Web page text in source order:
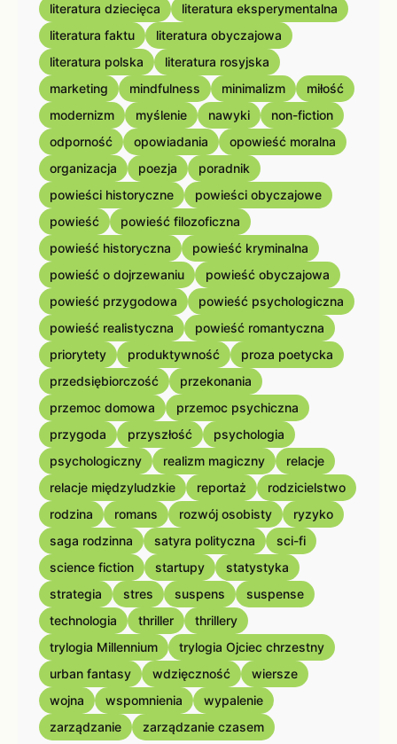
literatura dziecięca
literatura eksperymentalna
literatura faktu
literatura obyczajowa
literatura polska
literatura rosyjska
marketing
mindfulness minimalizm
miłość
modernizm
myślenie nawyki
non-fiction
odporność
opowiadania
opowieść moralna
organizacja
poezja
poradnik
powieści historyczne
powieści obyczajowe
powieść
powieść filozoficzna
powieść historyczna
powieść kryminalna
powieść o dojrzewaniu
powieść obyczajowa
powieść przygodowa
powieść psychologiczna
powieść realistyczna
powieść romantyczna
priorytety
produktywność
proza poetycka
przedsiębiorczość
przekonania
przemoc domowa
przemoc psychiczna
przygoda
przyszłość
psychologia
psychologiczny
realizm magiczny
relacje
relacje międzyludzkie
reportaż
rodzicielstwo
rodzina
romans rozwój osobisty
ryzyko
saga rodzinna
satyra polityczna
sci-fi
science fiction
startupy
statystyka
strategia
stres suspens
suspense
technologia
thriller
thrillery
trylogia Millennium
trylogia Ojciec chrzestny
urban fantasy
wdzięczność
wiersze
wojna
wspomnienia
wypalenie
zarządzanie
zarządzanie czasem